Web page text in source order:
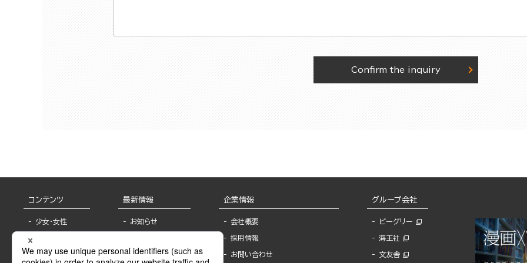
Confirm the inquiry
コンテンツ
少女・女性
BL
最新情報
お知らせ
報
企業情報
会社概要
採用情報
お問い合わせ
グループ会社
ビーグリー
海王社
文友舎